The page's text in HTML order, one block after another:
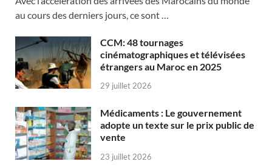
au cours des derniers jours, ce sont …
CCM: 48 tournages
cinématographiques et télévisées
étrangers au Maroc en 2025
29 juillet 2026
Médicaments : Le gouvernement
adopte un texte sur le prix public de
vente
23 juillet 2026